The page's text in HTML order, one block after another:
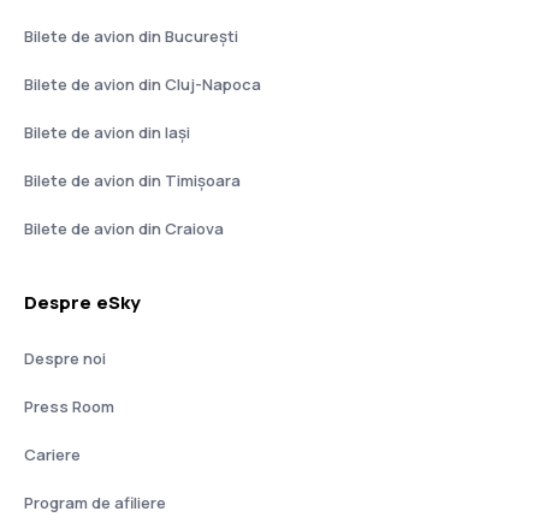
Bilete de avion din București
Bilete de avion din Cluj-Napoca
Bilete de avion din Iași
Bilete de avion din Timișoara
Bilete de avion din Craiova
Despre eSky
Despre noi
Press Room
Cariere
Program de afiliere